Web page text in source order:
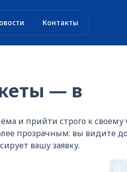
Контакты
— в
и прийти строго к своему
прозрачным: вы видите
вашу заявку.